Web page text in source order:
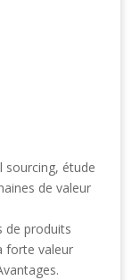
sourcing, étude
de valeur
de produits
forte valeur